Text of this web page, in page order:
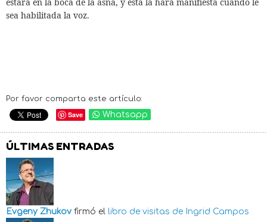
sea habilitada la voz.
Por favor comparta este artículo:
Save Whatsapp
ÚLTIMAS ENTRADAS
Evgeny Zhukov firmó el libro de visitas de Ingrid Campos